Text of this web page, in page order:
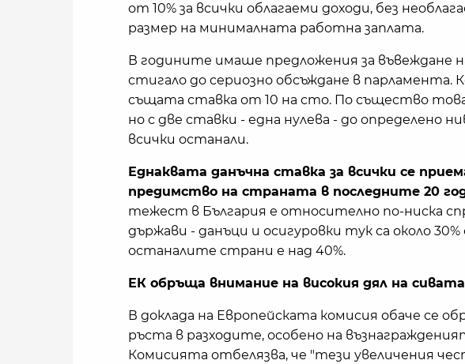
от 10% за всички облагаеми доходи, без
размер на минималната работна заплата.
В годините имаше предложения за въвеждане
стигало до сериозно обсъждане в парламента.
същата ставка от 10 на сто. По същество това
но с две ставки - една нулева - до определено
всички останали.
Еднаквата данъчна ставка за всички се
предимство на страната в последните 20
тежест в България е относително по-ниска
държави - данъци и осигуровки тук са около
останалите страни е над 40%.
ЕК обръща внимание на високия дял на
В доклада на Европейската комисия обаче се
ръста в разходите, особено на
Комисията отбелязва, че "тези увеличения